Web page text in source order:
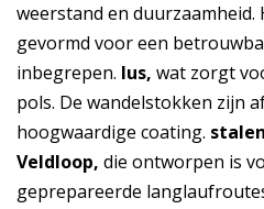
weerstand en duurzaamheid.
gevormd voor een
inbegrepen. lus, wat zorgt
pols. De wandelstokken zijn
hoogwaardige coating.
Veldloop, die ontworpen is
geprepareerde